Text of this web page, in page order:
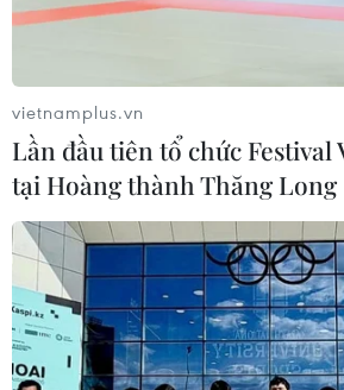
Trận chung
Cup 2022: Việt Nam vô
15/01/2023 23:11
Ở trận chung kết lượt về lúc 19h30
Thammasat, thầy trò HLV Park
vietnamplus.vn
Lần đầu tiên tổ chức Festival
tại Hoàng thành Thăng Long